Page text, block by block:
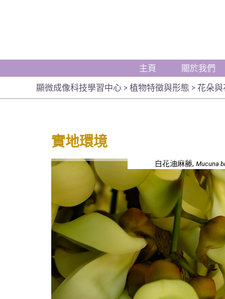
主頁
關於我們
顯微成像科技學習中心 >植物特徵與形態 >花朵
實地環境
白花油麻藤,Mucuna